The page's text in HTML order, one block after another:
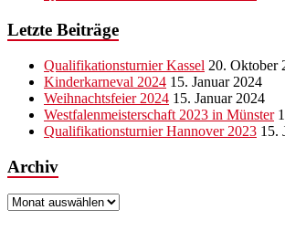
Letzte Beiträge
Qualifikationsturnier Kassel 20. Oktober
Kinderkarneval 2024 15. Januar 2024
Weihnachtsfeier 2024 15. Januar 2024
Westfalenmeisterschaft 2023 in Münster
Qualifikationsturnier Hannover 2023 15.
Archiv
Archiv